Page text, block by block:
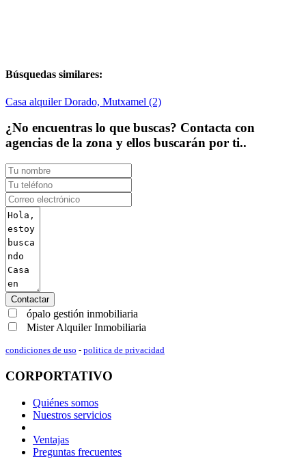
Búsquedas similares:
Casa alquiler Dorado, Mutxamel (2)
¿No encuentras lo que buscas? Contacta con
agencias de la zona y ellos buscarán por ti..
Contactar
ópalo gestión inmobiliaria
Mister Alquiler Inmobiliaria
condiciones de uso - politica de privacidad
CORPORTATIVO
Quiénes somos
Nuestros servicios
Ventajas
Preguntas frecuentes